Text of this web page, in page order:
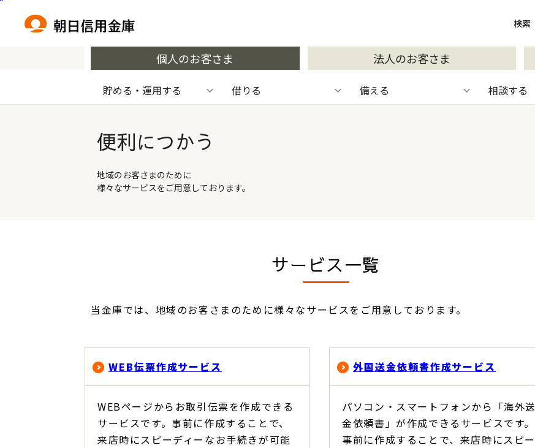
検索
個人のお客さま 法人のお客さま
貯める・運用する 借りる 備える 相談する
便利につかう
地域のお客さまのために
様々なサービスをご用意しております。
サービス一覧
当金庫では、地域のお客さまのために様々なサービスをご用意しております。
WEB伝票作成サービス
WEBページからお取引伝票を作成できる
サービスです。事前に作成することで、
来店時にスピーディーなお手続きが可能
外国送金依頼書作成サービス
パソコン・スマートフォンから「海外送
金依頼書」が作成できるサービスです。
事前に作成することで、来店時にスピー